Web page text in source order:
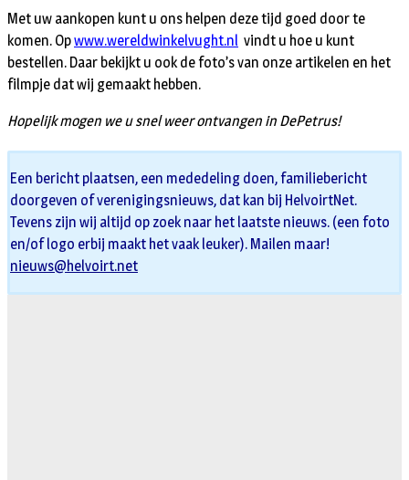
Met uw aankopen kunt u ons helpen deze tijd goed door te
komen. Opwww.wereldwinkelvught.nl vindt u hoe u kunt
bestellen. Daar bekijkt u ook de foto’s van onze artikelen en het
filmpje dat wij gemaakt hebben.
Hopelijk mogen we u snel weer ontvangen in DePetrus!
Een bericht plaatsen, een mededeling doen, familiebericht
doorgeven of verenigingsnieuws, dat kan bij HelvoirtNet.
Tevens zijn wij altijd op zoek naar het laatste nieuws. (een foto
en/of logo erbij maakt het vaak leuker). Mailen maar!
nieuws@helvoirt.net